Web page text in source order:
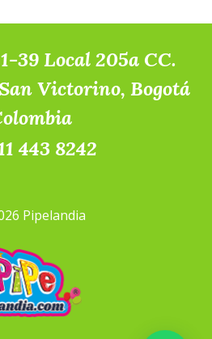
39 Local 205a CC.
Victorino, Bogotá
443 8242
Pipelandia